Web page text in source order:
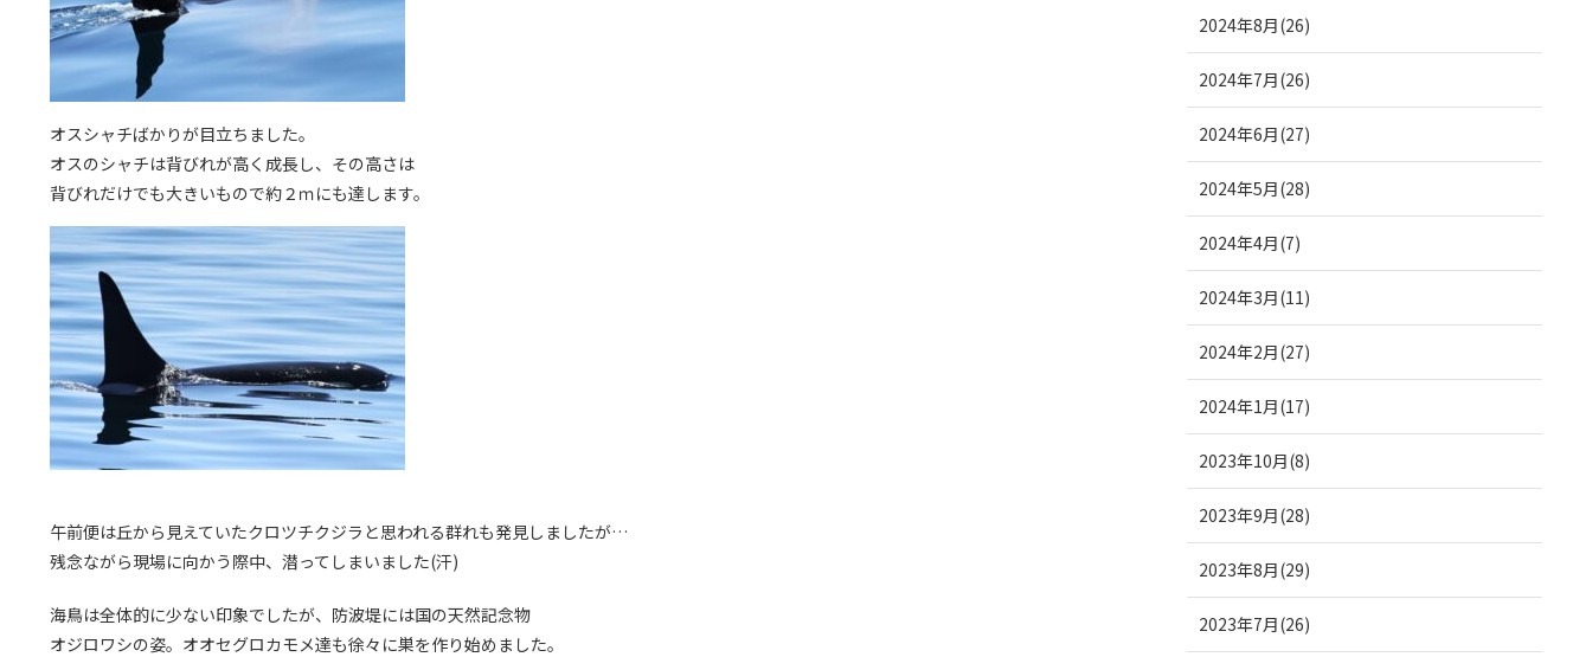
オスシャチばかりが目立ちました。
オスのシャチは背びれが高く成長し、その高さは
背びれだけでも大きいもので約２ｍにも達します。
午前便は丘から見えていたクロツチクジラと思われる群れも発見しましたが…
残念ながら現場に向かう際中、潜ってしまいました(汗)
海鳥は全体的に少ない印象でしたが、防波堤には国の天然記念物
オジロワシの姿。オオセグロカモメ達も徐々に巣を作り始めました。
2024年8月(26)
2024年7月(26)
2024年6月(27)
2024年5月(28)
2024年4月(7)
2024年3月(11)
2024年2月(27)
2024年1月(17)
2023年10月(8)
2023年9月(28)
2023年8月(29)
2023年7月(26)